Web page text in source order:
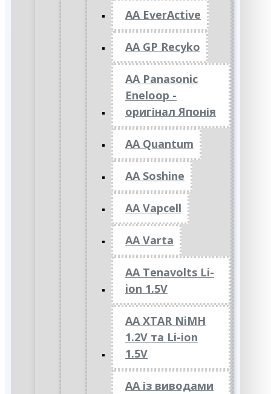
AA EverActive
AA GP Recyko
AA Panasonic
Eneloop -
оригінал Японія
AA Quantum
AA Soshine
AA Vapcell
AA Varta
AA Tenavolts Li-
ion 1.5V
AA XTAR NiMH
1.2V та Li-ion
1.5V
АА із виводами